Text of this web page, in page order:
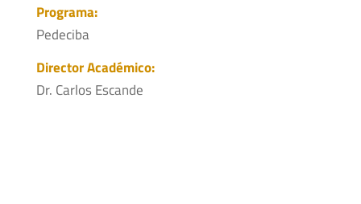
Programa:
Pedeciba
Director Académico:
Dr. Carlos Escande